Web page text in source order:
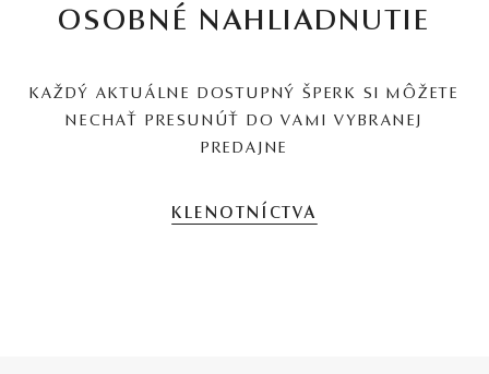
OSOBNÉ NAHLIADNUTIE
KAŽDÝ AKTUÁLNE DOSTUPNÝ ŠPERK SI MÔŽETE
NECHAŤ PRESUNÚŤ DO VAMI VYBRANEJ
PREDAJNE
KLENOTNÍCTVA